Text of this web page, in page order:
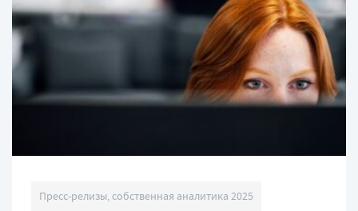
Пресс-релизы, собственная аналитика 2025